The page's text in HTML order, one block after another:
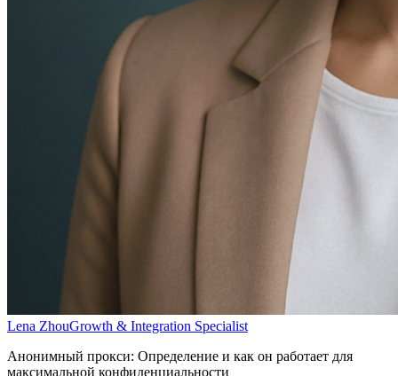
Lena ZhouGrowth & Integration Specialist
Анонимный прокси: Определение и как он работает для
максимальной конфиденциальности